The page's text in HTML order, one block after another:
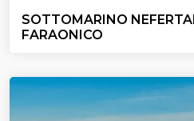
SOTTOMARINO
FARAONICO